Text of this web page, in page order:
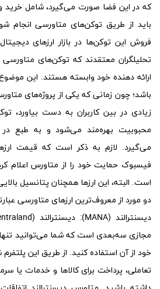
که در این فضا صورت می‌گیرد، شامل خرید
باید از طریق توکن‌های متاورسی انجام
فروش این توکن‌ها در بازار ارزهای
تحلیلگران معتقدند که توکن‌های متاورسی
ارائه دهنده خود وابسته هستند. این
باشد؛ چون زمانی که یکی از پروژه‌های
زیادی در بین کاربران به دست بیاورد،
محبوبیت بهره‌مند می‌شود و به طبع در
می‌گیرد. لازم به ذکر است که قیمت
فیسبوک حمایت خود را از متاورس اعلام
است. البته، این ارزها همچنان پتانسیل
دو مورد از معروف‌ترین ارزهای متاورسی
دیسنترالند (MANA
):
مجازی سه‌بعدی است که شما می‌توانید تنها
خود از آن استفاده کنید. از طریق این
تعاملی، پرداخت برای کالاها و خدمات یا